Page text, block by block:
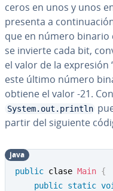
ceros en unos y unos
presenta a
que en número binario
se invierte cada bit,
el valor de la expresión
este último número
obtiene el valor -21.
System.out.println
partir del siguiente
public clase Main {
public static
java